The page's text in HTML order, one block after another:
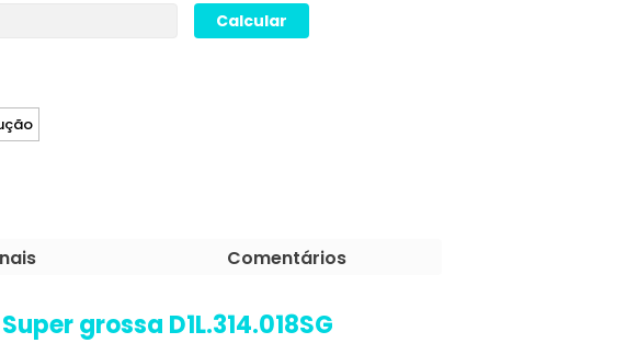
Comentários
grossa D1L.314.018SG